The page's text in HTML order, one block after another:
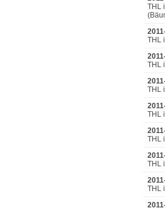
THL
THL
THL
THL
THL
THL
THL
THL